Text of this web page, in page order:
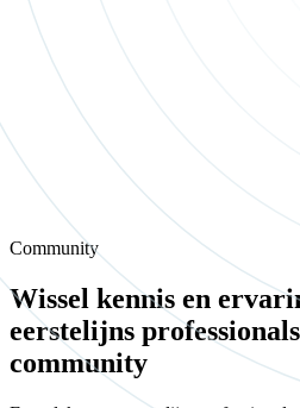
Community
Wissel kennis en
eerstelijns
community